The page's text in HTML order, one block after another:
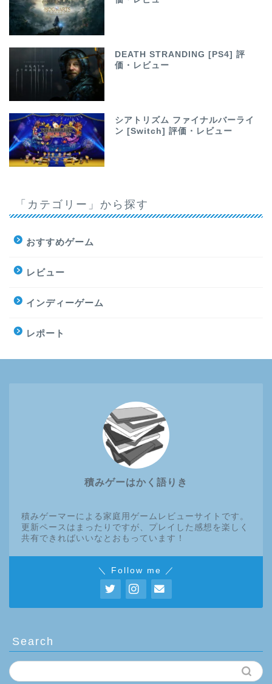
DEATH STRANDING [PS4] 評
価・レビュー
シアトリズム ファイナルバーライ
ン [Switch] 評価・レビュー
「カテゴリー」から探す
おすすめゲーム
レビュー
インディーゲーム
レポート
積みゲーはかく語りき
積みゲーマーによる家庭用ゲームレビューサイトです。
更新ペースはまったりですが、プレイした感想を楽しく
共有できればいいなとおもっています！
＼ Follow me ／
Search